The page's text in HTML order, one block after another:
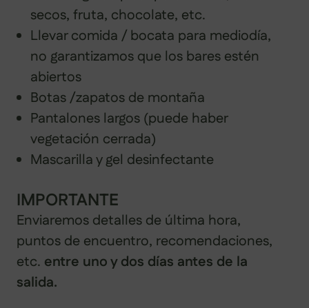
secos, fruta, chocolate, etc.
Llevar comida / bocata para mediodía,
no garantizamos que los bares estén
abiertos
Botas /zapatos de montaña
Pantalones largos (puede haber
vegetación cerrada)
Mascarilla y gel desinfectante
IMPORTANTE
Enviaremos detalles de última hora,
puntos de encuentro, recomendaciones,
etc. entre uno y dos días antes de la
salida.